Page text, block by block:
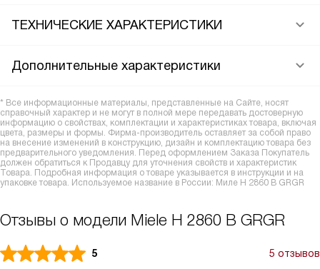
ТЕХНИЧЕСКИЕ ХАРАКТЕРИСТИКИ
Дополнительные характеристики
* Все информационные материалы, представленные на Сайте, носят
справочный характер и не могут в полной мере передавать достоверную
информацию о свойствах, комплектации и характеристиках товара, включая
цвета, размеры и формы. Фирма-производитель оставляет за собой право
на внесение изменений в конструкцию, дизайн и комплектацию товара без
предварительного уведомления. Перед оформлением Заказа Покупатель
должен обратиться к Продавцу для уточнения свойств и характеристик
Товара. Подробная информация о товаре указывается в инструкции и на
упаковке товара. Используемое название в России: Миле H 2860 B GRGR
Отзывы о модели Miele H 2860 B GRGR
5 5 отзывов